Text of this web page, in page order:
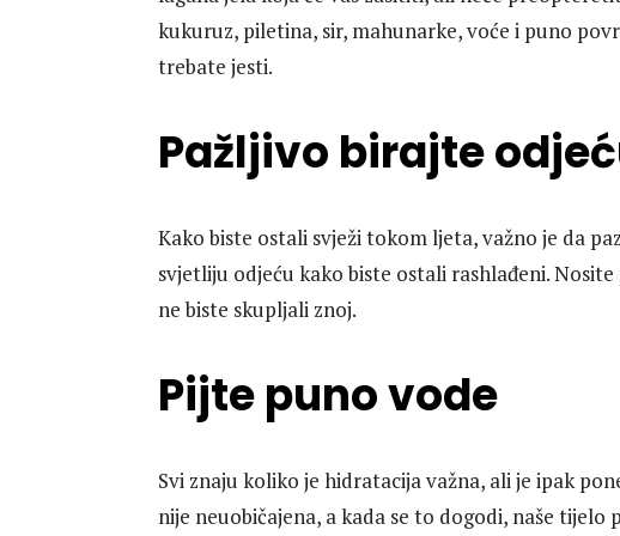
kukuruz, piletina, sir, mahunarke, voće i puno
trebate jesti.
Pažljivo birajte
Kako biste ostali svježi tokom ljeta, važno je da
svjetliju odjeću kako biste ostali rashlađeni.
ne biste skupljali znoj.
Pijte puno vode
Svi znaju koliko je hidratacija važna, ali je ipak
nije neuobičajena, a kada se to dogodi, naše